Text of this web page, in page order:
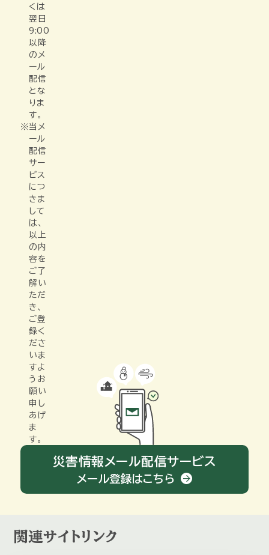
災害情報メール配信サービス
メール登録はこちら
くは
翌日
9:00
以降
のメ
ール
配信
とな
りま
す。
当メ
ール
配信
サー
ビス
につ
きま
して
は、
以上
の内
容を
ご了
解い
ただ
き、
ご登
録く
ださ
いま
すよ
うお
願い
申し
あげ
ま
す。
関連サイトリンク